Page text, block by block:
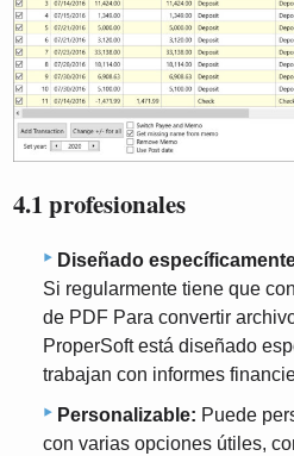
4.1 profesionales
Diseñado
Si regularmente tiene que
de PDF Para convertir
ProperSoft está diseñado
trabajan con informes
Personalizable: Puede
con varias opciones útiles,